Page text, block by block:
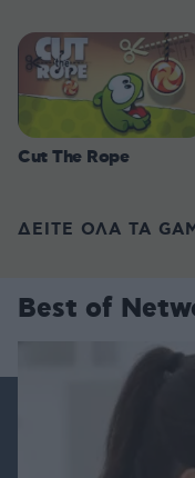
Cut The Rope
ΔΕΙΤΕ ΟΛΑ ΤΑ
Best of